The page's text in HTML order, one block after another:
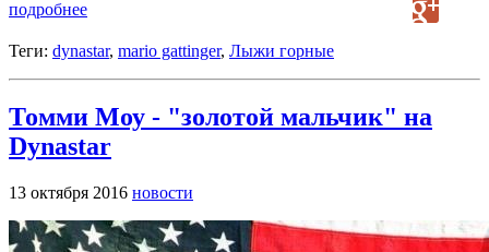
подробнее
Теги: dynastar, mario gattinger, Лыжи горные
Томми Моу - "золотой мальчик" на
Dynastar
13 октября 2016 новости